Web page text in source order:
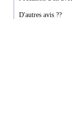
D'autres avis ??